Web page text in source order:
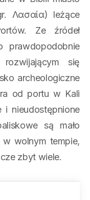
Λασαία) leżące
Ze źródeł
prawdopodobnie
się
archeologiczne
od portu w Kali
i nieudostępnione
są mało
wolnym tempie,
zbyt wiele.